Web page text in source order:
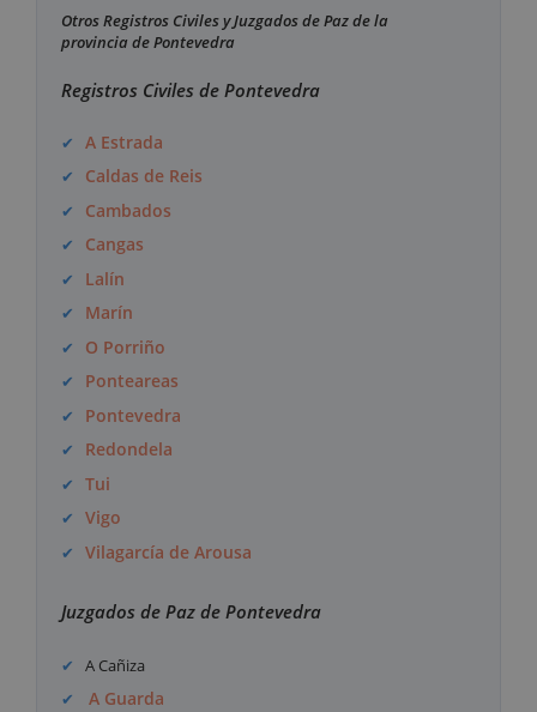
Otros Registros Civiles y Juzgados de Paz de la
provincia de Pontevedra
Registros Civiles de Pontevedra
A Estrada
Caldas de Reis
Cambados
Cangas
Lalín
Marín
O Porriño
Ponteareas
Pontevedra
Redondela
Tui
Vigo
Vilagarcía de Arousa
Juzgados de Paz de Pontevedra
A Cañiza
A Guarda